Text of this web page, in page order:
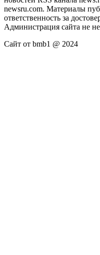
newsru.com. Материалы
ответственность за
Администрация сайта не
Сайт от bmb1 @ 2024